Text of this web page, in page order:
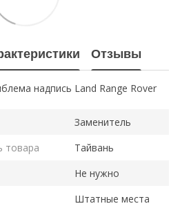
Отзывы
надпись Land Range Rover
Заменитель
товара
Тайвань
Не нужно
Штатные места